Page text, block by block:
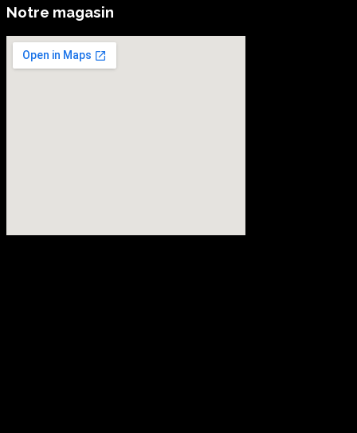
Notre magasin